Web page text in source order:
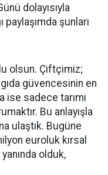
dolayısıyla
paylaşımda şunları
olsun. Çiftçimiz;
güvencesinin en
ise sadece tarımı
Bu anlayışla
ulaştık. Bugüne
euroluk kırsal
olduk,